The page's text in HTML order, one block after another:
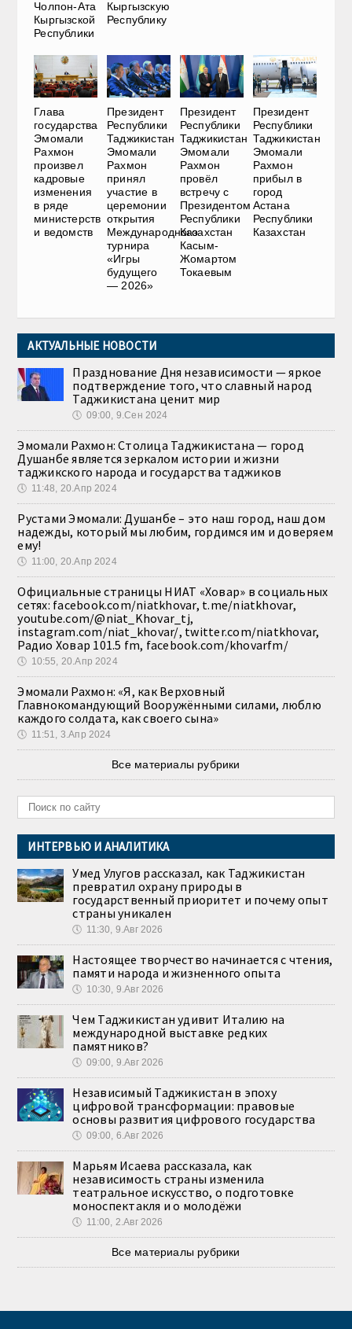
Чолпон-Ата
Кыргызской
Республики
Кыргызскую
Республику
Глава
государства
Эмомали
Рахмон
произвел
кадровые
изменения
в ряде
министерств
и ведомств
Президент
Республики
Таджикистан
Эмомали
Рахмон
принял
участие в
церемонии
открытия
Международного
турнира
«Игры
будущего
— 2026»
Президент
Республики
Таджикистан
Эмомали
Рахмон
провёл
встречу с
Президентом
Республики
Казахстан
Касым-
Жомартом
Токаевым
Президент
Республики
Таджикистан
Эмомали
Рахмон
прибыл в
город
Астана
Республики
Казахстан
АКТУАЛЬНЫЕ НОВОСТИ
Празднование Дня независимости — яркое
подтверждение того, что славный народ
Таджикистана ценит мир
🕔 09:00, 9.Сен 2024
Эмомали Рахмон: Столица Таджикистана — город
Душанбе является зеркалом истории и жизни
таджикского народа и государства таджиков
🕔 11:48, 20.Апр 2024
Рустами Эмомали: Душанбе – это наш город, наш дом
надежды, который мы любим, гордимся им и доверяем
ему!
🕔 11:00, 20.Апр 2024
Официальные страницы НИАТ «Ховар» в социальных
сетях: facebook.com/niatkhovar, t.me/niatkhovar,
youtube.com/@niat_Khovar_tj,
instagram.com/niat_khovar/, twitter.com/niatkhovar,
Радио Ховар 101.5 fm, facebook.com/khovarfm/
🕔 10:55, 20.Апр 2024
Эмомали Рахмон: «Я, как Верховный
Главнокомандующий Вооружёнными силами, люблю
каждого солдата, как своего сына»
🕔 11:51, 3.Апр 2024
Все материалы рубрики
ИНТЕРВЬЮ И АНАЛИТИКА
Умед Улугов рассказал, как Таджикистан
превратил охрану природы в
государственный приоритет и почему опыт
страны уникален
🕔 11:30, 9.Авг 2026
Настоящее творчество начинается с чтения,
памяти народа и жизненного опыта
🕔 10:30, 9.Авг 2026
Чем Таджикистан удивит Италию на
международной выставке редких
памятников?
🕔 09:00, 9.Авг 2026
Независимый Таджикистан в эпоху
цифровой трансформации: правовые
основы развития цифрового государства
🕔 09:00, 6.Авг 2026
Марьям Исаева рассказала, как
независимость страны изменила
театральное искусство, о подготовке
моноспектакля и о молодёжи
🕔 11:00, 2.Авг 2026
Все материалы рубрики